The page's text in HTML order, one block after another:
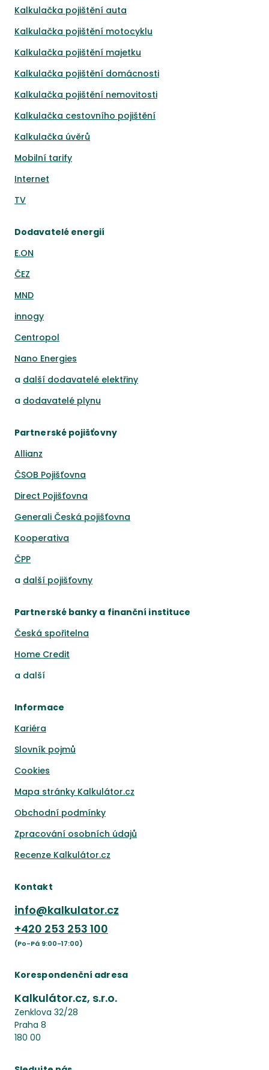
Kalkulačka pojištění auta
Kalkulačka pojištění motocyklu
Kalkulačka pojištění majetku
Kalkulačka pojištění domácnosti
Kalkulačka pojištění nemovitosti
Kalkulačka cestovního pojištění
Kalkulačka úvěrů
Mobilní tarify
Internet
TV
Dodavatelé energií
E.ON
ČEZ
MND
innogy
Centropol
Nano Energies
a další dodavatelé elektřiny
a dodavatelé plynu
Partnerské pojišťovny
Allianz
ČSOB Pojišťovna
Direct Pojišťovna
Generali Česká pojišťovna
Kooperativa
ČPP
a další pojišťovny
Partnerské banky a finanční instituce
Česká spořitelna
Home Credit
a další
Informace
Kariéra
Slovník pojmů
Cookies
Mapa stránky Kalkulátor.cz
Obchodní podmínky
Zpracování osobních údajů
Recenze Kalkulátor.cz
Kontakt
info@kalkulator.cz
+420 253 253 100
(Po-Pá 9:00-17:00)
Korespondenční adresa
Kalkulátor.cz, s.r.o.
Zenklova 32/28
Praha 8
180 00